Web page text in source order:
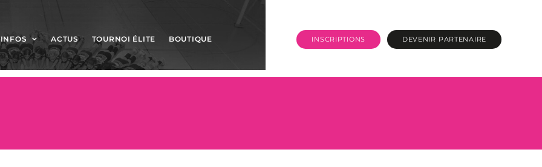
INFOS ACTUS TOURNOI ÉLITE BOUTIQUE INSCRIPTIONS DEVENIR PARTENAIRE